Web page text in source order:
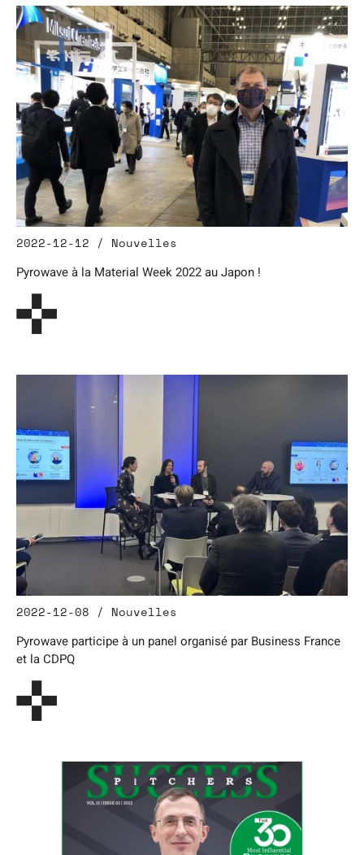
2022-12-12 / Nouvelles
Pyrowave à la Material Week 2022 au Japon !
2022-12-08 / Nouvelles
Pyrowave participe à un panel organisé par Business France
et la CDPQ